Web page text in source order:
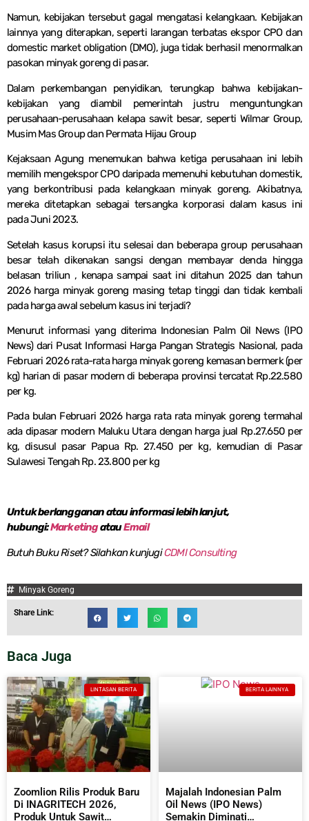
Namun, kebijakan tersebut gagal mengatasi kelangkaan. Kebijakan
lainnya yang diterapkan, seperti larangan terbatas ekspor CPO dan
domestic market obligation (DMO), juga tidak berhasil menormalkan
pasokan minyak goreng di pasar.
Dalam perkembangan penyidikan, terungkap bahwa kebijakan-
kebijakan yang diambil pemerintah justru menguntungkan
perusahaan-perusahaan kelapa sawit besar, seperti Wilmar Group,
Musim Mas Group dan Permata Hijau Group
Kejaksaan Agung menemukan bahwa ketiga perusahaan ini lebih
memilih mengekspor CPO daripada memenuhi kebutuhan domestik,
yang berkontribusi pada kelangkaan minyak goreng. Akibatnya,
mereka ditetapkan sebagai tersangka korporasi dalam kasus ini
pada Juni 2023.
Setelah kasus korupsi itu selesai dan beberapa group perusahaan
besar telah dikenakan sangsi dengan membayar denda hingga
belasan triliun , kenapa sampai saat ini ditahun 2025 dan tahun
2026 harga minyak goreng masing tetap tinggi dan tidak kembali
pada harga awal sebelum kasus ini terjadi?
Menurut informasi yang diterima Indonesian Palm Oil News (IPO
News) dari Pusat Informasi Harga Pangan Strategis Nasional, pada
Februari 2026 rata-rata harga minyak goreng kemasan bermerk (per
kg) harian di pasar modern di beberapa provinsi tercatat Rp.22.580
per kg.
Pada bulan Februari 2026 harga rata rata minyak goreng termahal
ada dipasar modern Maluku Utara dengan harga jual Rp.27.650 per
kg, disusul pasar Papua Rp. 27.450 per kg, kemudian di Pasar
Sulawesi Tengah Rp. 23.800 per kg
Untuk berlangganan atau informasi lebih lanjut,
hubungi:MarketingatauEmail
Butuh Buku Riset? Silahkan kunjugiCDMI Consulting
Minyak Goreng
Share Link:
Baca Juga
LINTASAN BERITA
Zoomlion Rilis Produk Baru
Di INAGRITECH 2026,
Produk Untuk Sawit
BERITA LAINNYA
Majalah Indonesian Palm
Oil News (IPO News)
Semakin Diminati